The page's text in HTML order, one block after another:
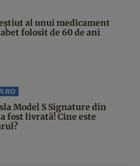
al unui medicament
folosit de 60 de ani
Model S Signature din
fost livrată! Cine este